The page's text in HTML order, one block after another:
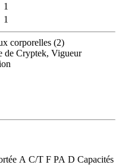
1
1
corporelles (2)
de Cryptek, Vigueur
A C/T F PA D Capacités